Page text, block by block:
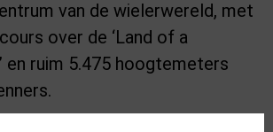
van de wielerwereld, met
over de ‘Land of a
en ruim 5.475 hoogtemeters